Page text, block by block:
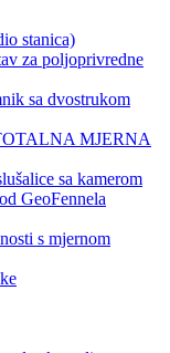
stanica)
za poljoprivredne
sa dvostrukom
MJERNA
sa kamerom
GeoFennela
s mjernom